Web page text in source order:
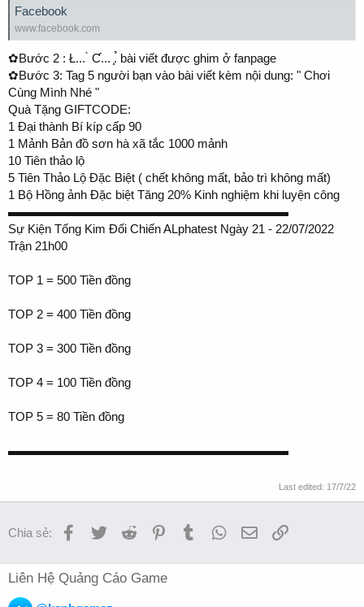
Facebook
www.facebook.com
✿Bước 2 : Ł... ̀ Ƈ... ̧.̉ bài viết được ghim ở fanpage
✿Bước 3: Tag 5 người bạn vào bài viết kèm nội dung: " Chơi
Cùng Mình Nhé "
Quà Tặng GIFTCODE:
1 Đại thành Bí kíp cấp 90
1 Mảnh Bản đồ sơn hà xã tắc 1000 mảnh
10 Tiên thảo lộ
5 Tiên Thảo Lộ Đặc Biệt ( chết không mất, bảo trì không mất)
1 Bộ Hồng ảnh Đặc biệt Tăng 20% Kinh nghiệm khi luyện công
▬▬▬▬▬▬▬▬▬▬▬▬▬▬▬▬▬▬▬▬▬▬▬
Sự Kiện Tống Kim Đối Chiến ALphatest Ngày 21 - 22/07/2022
Trận 21h00
TOP 1 = 500 Tiền đồng
TOP 2 = 400 Tiền đồng
TOP 3 = 300 Tiền đồng
TOP 4 = 100 Tiền đồng
TOP 5 = 80 Tiền đồng
▬▬▬▬▬▬▬▬▬▬▬▬▬▬▬▬▬▬▬▬▬▬▬
Last edited: 17/7/22
Chia sẻ: Facebook
TwitterReddit PinterestTumblrWhatsApp
EmailLink
Liên Hệ Quảng Cáo Game